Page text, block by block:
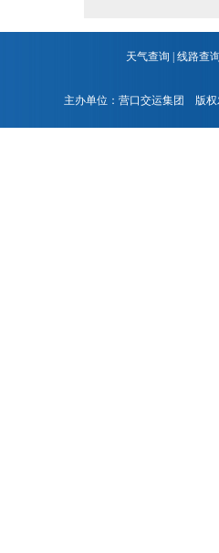
天气查询 线路查
主办单位：营口交运集团 版权